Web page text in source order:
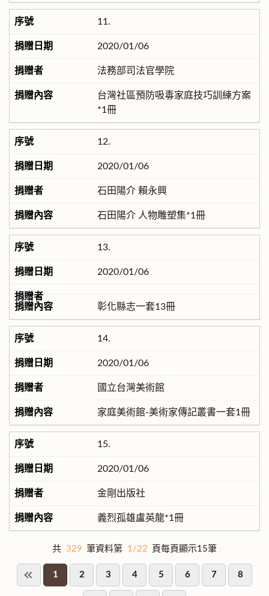
11.
2020/01/06
法務部司法官學院
台灣社區預防吸毒家庭技巧訓練方案
*1冊
12.
2020/01/06
石田陽介 賴永興
石田陽介 人物雕塑集*1冊
13.
2020/01/06
彰化縣志一套13冊
14.
2020/01/06
國立台灣美術館
家庭美術館-美術家傳記叢書一套1冊
15.
2020/01/06
金剛出版社
義烈孤雄盧英龍*1冊
共 329 筆資料第 1/22 頁每頁顯示15筆
1 2 3 4 5 6 7 8